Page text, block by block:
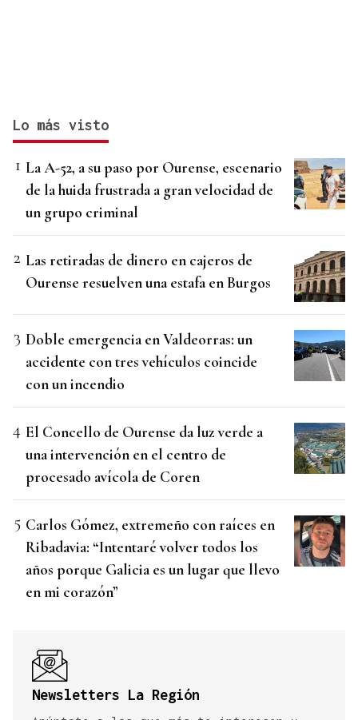
Lo más visto
La A-52, a su paso por Ourense, escenario
de la huida frustrada a gran velocidad de
un grupo criminal
Las retiradas de dinero en cajeros de
Ourense resuelven una estafa en Burgos
Doble emergencia en Valdeorras: un
accidente con tres vehículos coincide
con un incendio
El Concello de Ourense da luz verde a
una intervención en el centro de
procesado avícola de Coren
Carlos Gómez, extremeño con raíces en
Ribadavia: “Intentaré volver todos los
años porque Galicia es un lugar que llevo
en mi corazón”
Newsletters La Región